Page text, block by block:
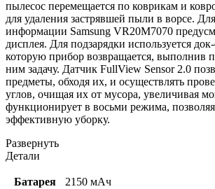
пылесос перемещается по коврикам и
для удаления застрявшей пыли в ворсе.
информации Samsung VR20M7070
дисплея. Для подзарядки используется
которую прибор возвращается, выполнив
ним задачу. Датчик FullView Sensor 2.0
предметы, обходя их, и осуществлять
углов, очищая их от мусора, увеличивая
функционирует в восьми режима,
эффективную уборку.
Развернуть
Детали
Батарея 2150 мАч